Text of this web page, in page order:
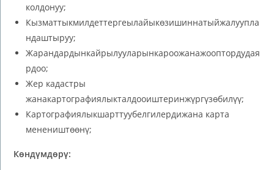
колдонуу;
Кызматтыкмилдеттергеылайыкөзишиннатыйжалуупла
ндаштыруу;
Жарандардынкайрылууларынкароожанажооптордудая
рдоо;
Жер кадастры
жанакартографиялыкталдооиштеринжүргүзөбилүү;
Картографиялыкшарттуубелгилердижана карта
менеништөөнү;
Көндүмдөрү: